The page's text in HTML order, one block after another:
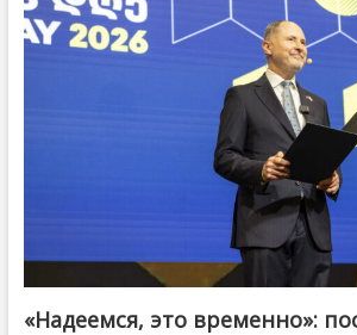
«Надеемся, это временно»: